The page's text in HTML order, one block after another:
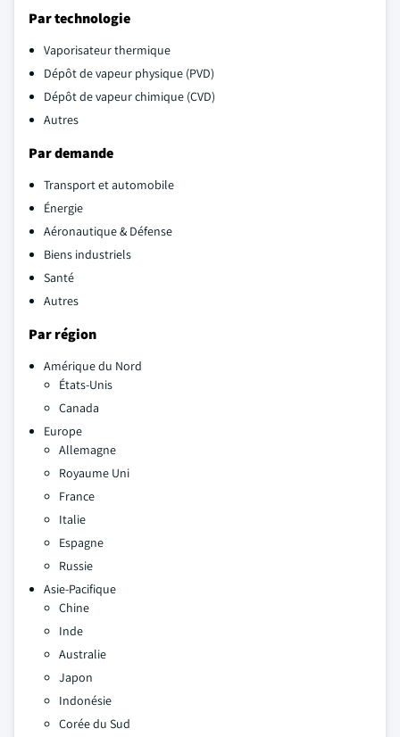
Par technologie
Vaporisateur thermique
Dépôt de vapeur physique (PVD)
Dépôt de vapeur chimique (CVD)
Autres
Par demande
Transport et automobile
Énergie
Aéronautique & Défense
Biens industriels
Santé
Autres
Par région
Amérique du Nord
États-Unis
Canada
Europe
Allemagne
Royaume Uni
France
Italie
Espagne
Russie
Asie-Pacifique
Chine
Inde
Australie
Japon
Indonésie
Corée du Sud